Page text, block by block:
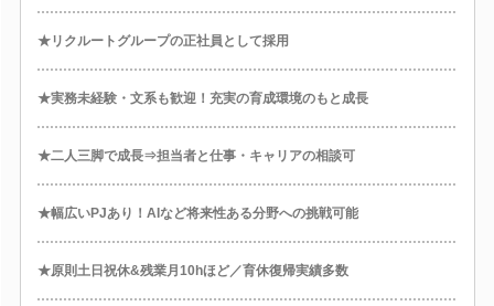
★リクルートグループの正社員として採用
★実務未経験・文系も歓迎！充実の育成環境のもと成長
★二人三脚で成長⇒担当者と仕事・キャリアの相談可
★幅広いPJあり！AIなど将来性ある分野への挑戦可能
★原則土日祝休&残業月10hほど／育休復帰実績多数